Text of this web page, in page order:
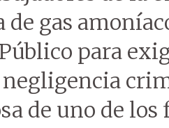
de gas
para
negligencia
de uno de los